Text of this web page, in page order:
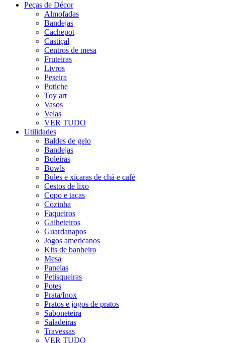
Peças de Décor
Almofadas
Bandejas
Cachepot
Castiçal
Centros de mesa
Fruteiras
Livros
Peseira
Potiche
Toy art
Vasos
Velas
VER TUDO
Utilidades
Baldes de gelo
Bandejas
Boleiras
Bowls
Bules e xícaras de chá e café
Cestos de lixo
Copo e taças
Cozinha
Faqueiros
Galheteiros
Guardanapos
Jogos americanos
Kits de banheiro
Mesa
Panelas
Petisqueiras
Potes
Prata/Inox
Pratos e jogos de pratos
Saboneteira
Saladeiras
Travessas
VER TUDO